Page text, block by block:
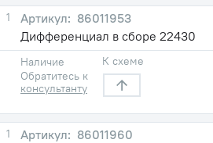
1
86011953
Дифференциал в сборе 22430
Наличие
Обратитесь к
консультанту
К схеме
1
86011960